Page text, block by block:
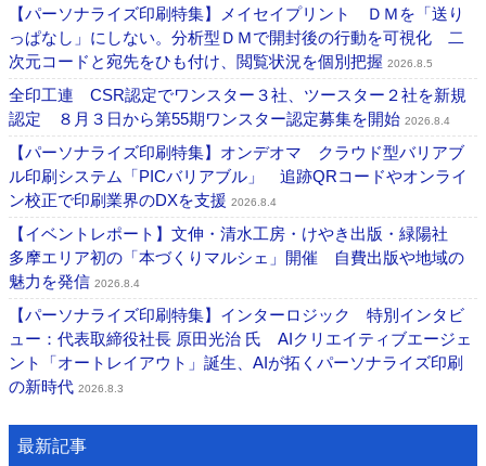
【パーソナライズ印刷特集】メイセイプリント ＤＭを「送り
っぱなし」にしない。分析型ＤＭで開封後の行動を可視化 二
次元コードと宛先をひも付け、閲覧状況を個別把握 2026.8.5
全印工連 CSR認定でワンスター３社、ツースター２社を新規
認定 ８月３日から第55期ワンスター認定募集を開始 2026.8.4
【パーソナライズ印刷特集】オンデオマ クラウド型バリアブ
ル印刷システム「PICバリアブル」 追跡QRコードやオンライ
ン校正で印刷業界のDXを支援 2026.8.4
【イベントレポート】文伸・清水工房・けやき出版・緑陽社
多摩エリア初の「本づくりマルシェ」開催 自費出版や地域の
魅力を発信 2026.8.4
【パーソナライズ印刷特集】インターロジック 特別インタビ
ュー：代表取締役社長 原田光治 氏 AIクリエイティブエージェ
ント「オートレイアウト」誕生、AIが拓くパーソナライズ印刷
の新時代 2026.8.3
最新記事